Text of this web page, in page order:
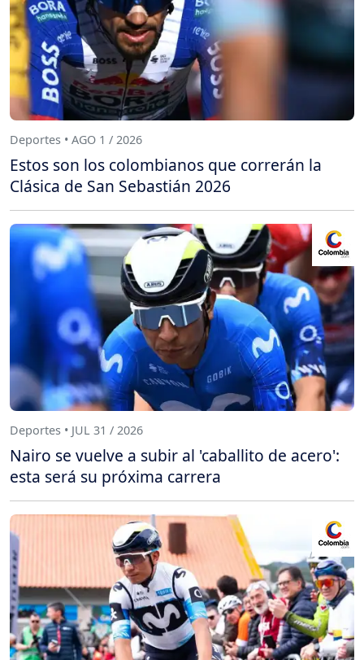
Deportes • AGO 1 / 2026
Estos son los colombianos que correrán la
Clásica de San Sebastián 2026
Deportes • JUL 31 / 2026
Nairo se vuelve a subir al 'caballito de acero':
esta será su próxima carrera